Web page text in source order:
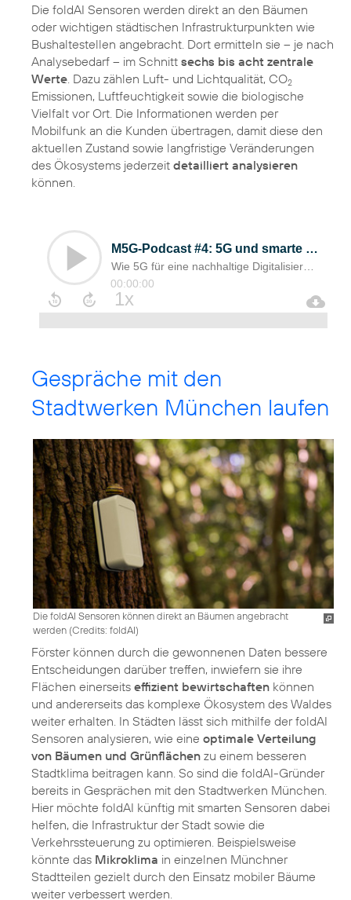
Die foldAI Sensoren werden direkt an den Bäumen
oder wichtigen städtischen Infrastrukturpunkten wie
Bushaltestellen angebracht. Dort ermitteln sie – je nach
Analysebedarf – im Schnitt sechs bis acht zentrale
Werte . Dazu zählen Luft- und Lichtqualität, CO2
Emissionen, Luftfeuchtigkeit sowie die biologische
Vielfalt vor Ort. Die Informationen werden per
Mobilfunk an die Kunden übertragen, damit diese den
aktuellen Zustand sowie langfristige Veränderungen
des Ökosystems jederzeit detailliert analysieren
können.
Gespräche mit den
Stadtwerken München laufen
Die foldAI Sensoren können direkt an Bäumen angebracht
werden (Credits: foldAI)
Förster können durch die gewonnenen Daten bessere
Entscheidungen darüber treffen, inwiefern sie ihre
Flächen einerseits effizient bewirtschaften können
und andererseits das komplexe Ökosystem des Waldes
weiter erhalten. In Städten lässt sich mithilfe der foldAI
Sensoren analysieren, wie eine optimale Verteilung
von Bäumen und Grünflächen zu einem besseren
Stadtklima beitragen kann. So sind die foldAI-Gründer
bereits in Gesprächen mit den Stadtwerken München.
Hier möchte foldAI künftig mit smarten Sensoren dabei
helfen, die Infrastruktur der Stadt sowie die
Verkehrssteuerung zu optimieren. Beispielsweise
könnte das Mikroklima in einzelnen Münchner
Stadtteilen gezielt durch den Einsatz mobiler Bäume